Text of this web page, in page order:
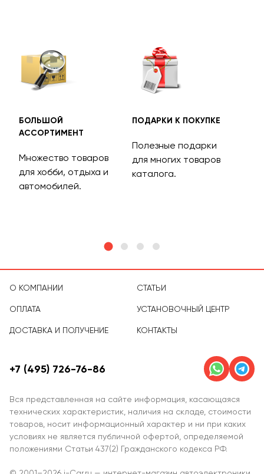
БОЛЬШОЙ
АССОРТИМЕНТ
Множество товаров
для хобби, отдыха и
автомобилей.
ПОДАРКИ К ПОКУПКЕ
Полезные подарки
для многих товаров
каталога.
О КОМПАНИИ
ОПЛАТА
ДОСТАВКА И ПОЛУЧЕНИЕ
СТАТЬИ
УСТАНОВОЧНЫЙ ЦЕНТР
КОНТАКТЫ
Вся представленная на сайте информация, касающаяся
технических характеристик, наличия на складе, стоимости
товаров, носит информационный характер и ни при каких
условиях не является публичной офертой, определяемой
положениями Статьи 437(2) Гражданского кодекса РФ.
+7 (495) 726-76-86